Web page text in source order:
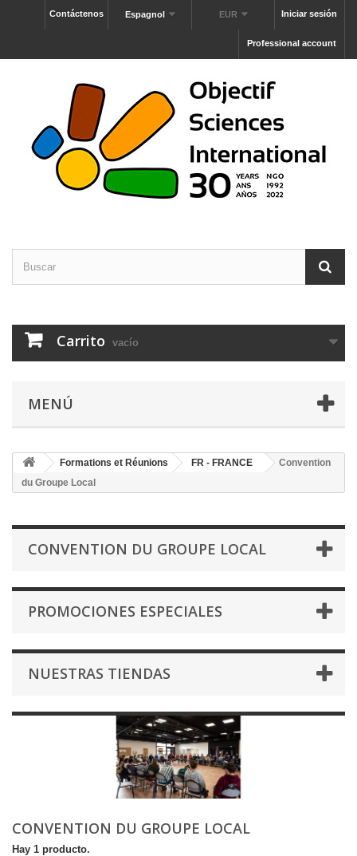
Iniciar sesión
EUR
Espagnol
Contáctenos
Professional account
Carrito vacío
MENÚ
Formations et Réunions FR - FRANCE
Convention
du Groupe Local
CONVENTION DU GROUPE LOCAL
PROMOCIONES ESPECIALES
NUESTRAS TIENDAS
CONVENTION DU GROUPE LOCAL
Hay 1 producto.